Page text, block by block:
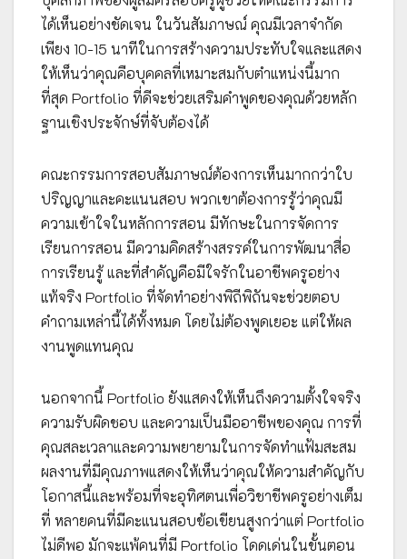
ได้เห็นอย่างชัดเจน ในวันสัมภาษณ์ คุณมีเวลาจำกัด
เพียง 10-15 นาทีในการสร้างความประทับใจและแสดง
ให้เห็นว่าคุณคือบุคคลที่เหมาะสมกับตำแหน่งนี้มาก
ที่สุด Portfolio ที่ดีจะช่วยเสริมคำพูดของคุณด้วยหลัก
ฐานเชิงประจักษ์ที่จับต้องได้
คณะกรรมการสอบสัมภาษณ์ต้องการเห็นมากกว่าใบ
ปริญญาและคะแนนสอบ พวกเขาต้องการรู้ว่าคุณมี
ความเข้าใจในหลักการสอน มีทักษะในการจัดการ
เรียนการสอน มีความคิดสร้างสรรค์ในการพัฒนาสื่อ
การเรียนรู้ และที่สำคัญคือมีใจรักในอาชีพครูอย่าง
แท้จริง Portfolio ที่จัดทำอย่างพิถีพิถันจะช่วยตอบ
คำถามเหล่านี้ได้ทั้งหมด โดยไม่ต้องพูดเยอะ แต่ให้ผล
งานพูดแทนคุณ
นอกจากนี้ Portfolio ยังแสดงให้เห็นถึงความตั้งใจจริง
ความรับผิดชอบ และความเป็นมืออาชีพของคุณ การที่
คุณสละเวลาและความพยายามในการจัดทำแฟ้มสะสม
ผลงานที่มีคุณภาพแสดงให้เห็นว่าคุณให้ความสำคัญกับ
โอกาสนี้และพร้อมที่จะอุทิศตนเพื่อวิชาชีพครูอย่างเต็ม
ที่ หลายคนที่มีคะแนนสอบข้อเขียนสูงกว่าแต่ Portfolio
ไม่ดีพอ มักจะแพ้คนที่มี Portfolio โดดเด่นในขั้นตอน